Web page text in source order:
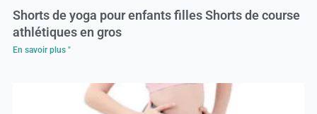
Shorts de yoga pour enfants filles Shorts de course
athlétiques en gros
En savoir plus "